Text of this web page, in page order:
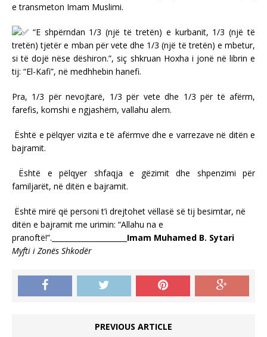
e transmeton Imam Muslimi.
“E shpërndan 1/3 (një të tretën) e kurbanit, 1/3 (një të
tretën) tjetër e mban për vete dhe 1/3 (një të tretën) e mbetur,
si të dojë nëse dëshiron.”, siç shkruan Hoxha i jonë në librin e
tij: “El-Kafi”, në medhhebin hanefi.
Pra, 1/3 për nevojtarë, 1/3 për vete dhe 1/3 për të afërm,
farefis, komshi e ngjashëm, vallahu alem.
Është e pëlqyer vizita e të afërmve dhe e varrezave në ditën e
bajramit.
Është e pëlqyer shfaqja e gëzimit dhe shpenzimi për
familjarët, në ditën e bajramit.
Është mirë që personi t’i drejtohet vëllasë së tij besimtar, në
ditën e bajramit me urimin: “Allahu na e
pranoftë!”._____________________ Imam Muhamed B. Sytari
Myfti i Zonës Shkodër
PREVIOUS ARTICLE